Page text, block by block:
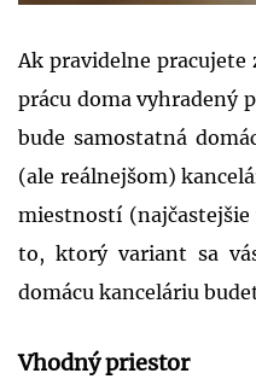
Ak pravidelne
prácu doma vyhradený
bude samostatná
(ale reálnejšom)
miestností (najčastejšie
to, ktorý variant sa
domácu kanceláriu
Vhodný priestor